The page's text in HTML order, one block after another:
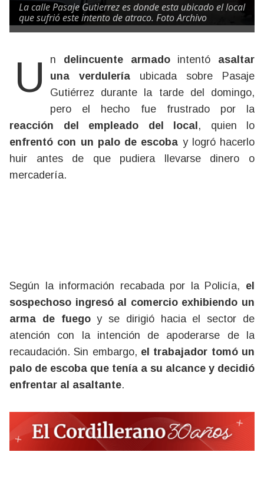
La calle Pasaje Gutierrez es donde esta ubicado el local
que sufrió este intento de atraco. Foto Archivo
Un delincuente armadointentó asaltar
una verdulería ubicada sobre Pasaje
Gutiérrez durante la tarde del domingo,
pero el hecho fue frustrado por la
reacción del empleado del local , quien lo
enfrentó con un palo de escoba y logró hacerlo
huir antes de que pudiera llevarse dinero o
mercadería.
Según la información recabada por la Policía, el
sospechoso ingresó al comercio exhibiendo un
arma de fuegoy se dirigió hacia el sector de
atención con la intención de apoderarse de la
recaudación. Sin embargo, el trabajador tomó un
palo de escoba que tenía a su alcance y decidió
enfrentar al asaltante.